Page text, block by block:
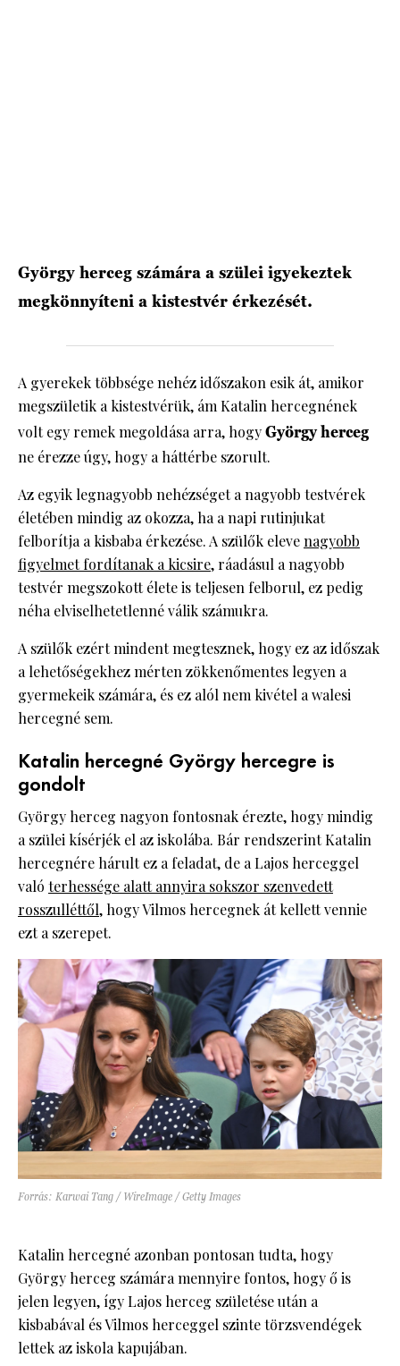
György herceg számára a szülei igyekeztek
megkönnyíteni a kistestvér érkezését.
A gyerekek többsége nehéz időszakon esik át, amikor
megszületik a kistestvérük, ám Katalin hercegnének
volt egy remek megoldása arra, hogyGyörgy herceg
ne érezze úgy, hogy a háttérbe szorult.
Az egyik legnagyobb nehézséget a nagyobb testvérek
életében mindig az okozza, ha a napi rutinjukat
felborítja a kisbaba érkezése. A szülők elevenagyobb
figyelmet fordítanak a kicsire, ráadásul a nagyobb
testvér megszokott élete is teljesen felborul, ez pedig
néha elviselhetetlenné válik számukra.
A szülők ezért mindent megtesznek, hogy ez az időszak
a lehetőségekhez mérten zökkenőmentes legyen a
gyermekeik számára, és ez alól nem kivétel a walesi
hercegné sem.
Katalin hercegné György hercegre is
gondolt
György herceg nagyon fontosnak érezte, hogy mindig
a szülei kísérjék el az iskolába. Bár rendszerint Katalin
hercegnére hárult ez a feladat, de a Lajos herceggel
való terhessége alatt annyira sokszor szenvedett
rosszulléttől, hogy Vilmos hercegnek át kellett vennie
ezt a szerepet.
Forrás: Karwai Tang / WireImage / Getty Images
Katalin hercegné azonban pontosan tudta, hogy
György herceg számára mennyire fontos, hogy ő is
jelen legyen, így Lajos herceg születése után a
kisbabával és Vilmos herceggel szinte törzsvendégek
lettek az iskola kapujában.